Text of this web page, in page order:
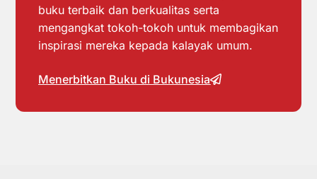
buku terbaik dan berkualitas serta
mengangkat tokoh-tokoh untuk membagikan
inspirasi mereka kepada kalayak umum.
Menerbitkan Buku di Bukunesia